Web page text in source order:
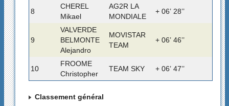
8
CHEREL
Mikael
AG2R LA
MONDIALE
+ 06’ 28’’
9
VALVERDE
BELMONTE
Alejandro
MOVISTAR
TEAM
+ 06’ 46’’
10
FROOME
Christopher
TEAM SKY + 06’ 47’’
Classement général